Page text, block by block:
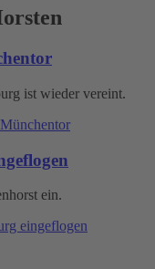
ist wieder vereint.
ein.
eingeflogen